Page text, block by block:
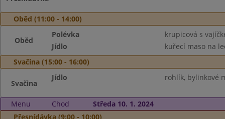
Oběd (11:00 - 14:00)
Oběd
Polévka
krupicová s
Jídlo
kuřecí maso na
Svačina (15:00 - 16:00)
Svačina
Jídlo rohlík, bylinkové
Menu Chod
Středa 10. 1. 2024
Přesnídávka (9:00 - 10:00)